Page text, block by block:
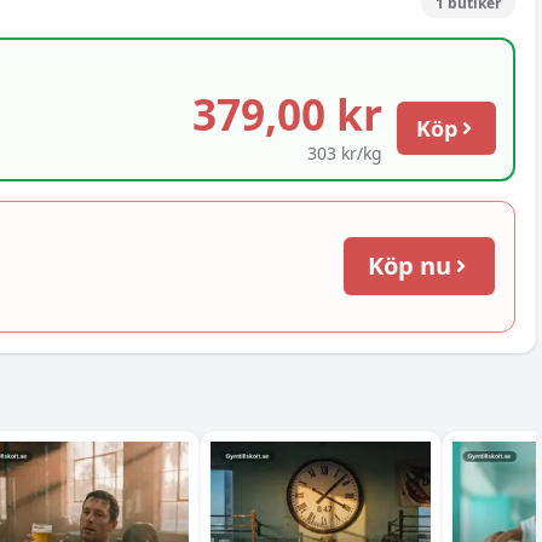
379,00 kr
303 kr/kg
Köp
Köp nu